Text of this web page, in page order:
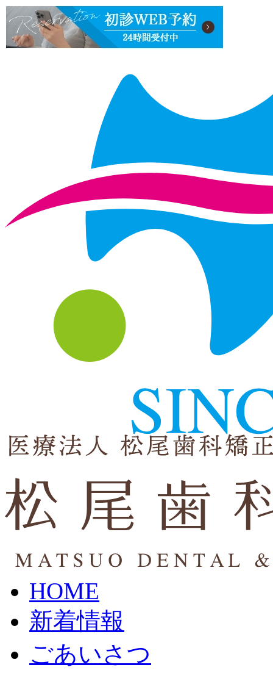
HOME
新着情報
ごあいさつ